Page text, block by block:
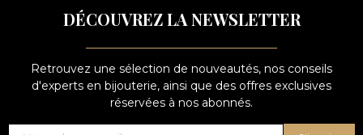
DÉCOUVREZ LA NEWSLETTER
Retrouvez une sélection de nouveautés, nos conseils
d'experts en bijouterie, ainsi que des offres exclusives
réservées à nos abonnés.